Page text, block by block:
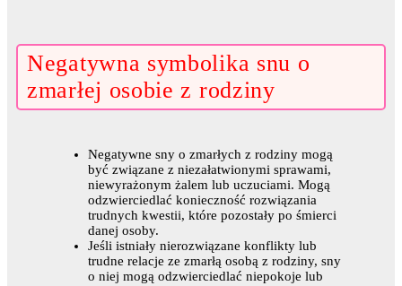
Negatywna symbolika snu o
zmarłej osobie z rodziny
Negatywne sny o zmarłych z rodziny mogą
być związane z niezałatwionymi sprawami,
niewyrażonym żalem lub uczuciami. Mogą
odzwierciedlać konieczność rozwiązania
trudnych kwestii, które pozostały po śmierci
danej osoby.
Jeśli istniały nierozwiązane konflikty lub
trudne relacje ze zmarłą osobą z rodziny, sny
o niej mogą odzwierciedlać niepokoje lub